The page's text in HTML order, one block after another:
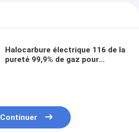
Halocarbure électrique 116 de la
pureté 99,9% de gaz pour
Continuer